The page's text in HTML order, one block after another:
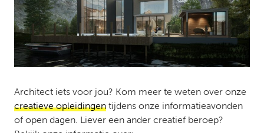
Architect iets voor jou? Kom meer te weten over onze
creatieve opleidingen tijdens onze informatieavonden
of open dagen. Liever een ander creatief beroep?